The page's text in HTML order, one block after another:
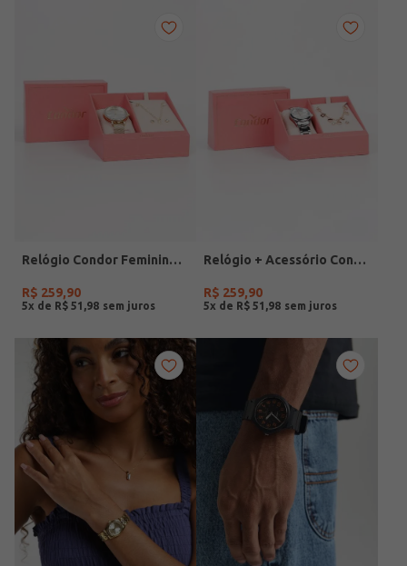
Relógio Condor Feminino DOURADO
R$ 259,90
5x de R$ 51 98
Relógio + Acessório Condor Feminino PRATA
R$ 259,90
5x de R$ 51 98